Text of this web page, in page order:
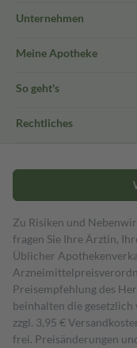
Unternehmen
Meine Apotheke
So geht's
Rechtliches
Zu Risiken und
fragen Sie Ihre Ärztin,
Üblicher
Preisempfehlung des
beinhalten die
zzgl. 3,95 €
frei. Preisänderungen